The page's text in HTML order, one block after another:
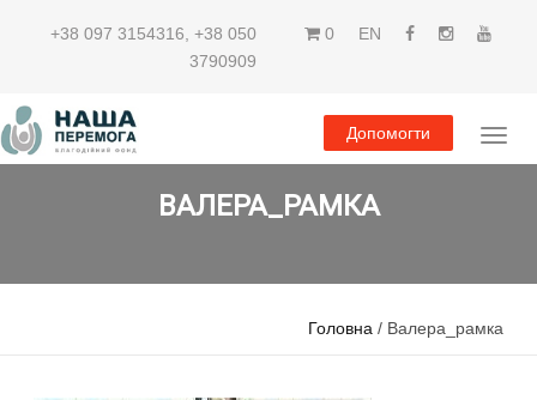
+38 097 3154316 +38 050
3790909
0 EN
Допомогти
ВАЛЕРА_РАМКА
Головна / Валера_рамка